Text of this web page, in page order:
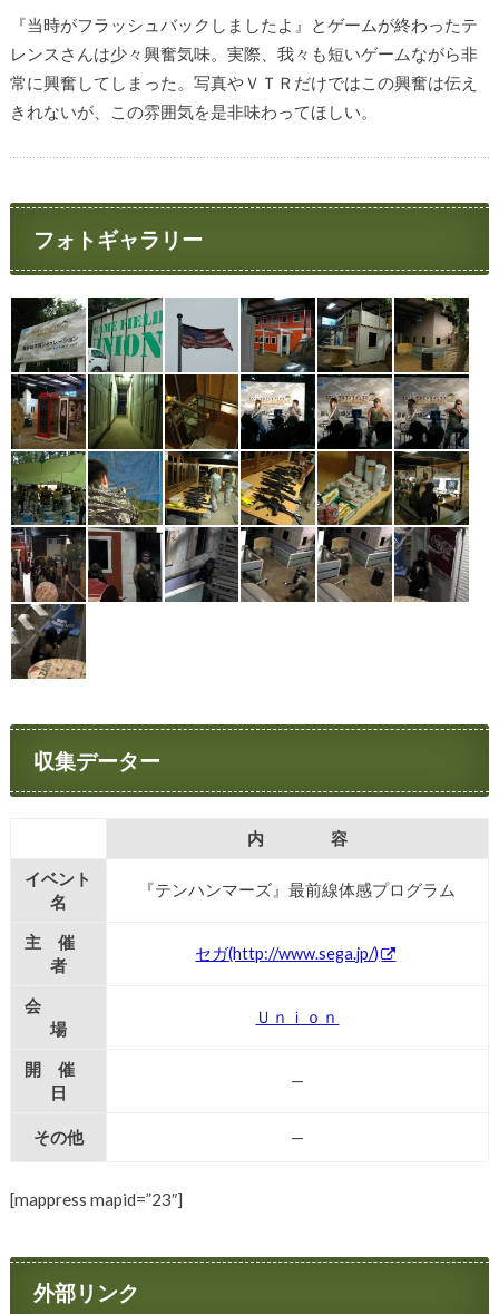
『当時がフラッシュバックしましたよ』とゲームが終わったテ
レンスさんは少々興奮気味。実際、我々も短いゲームながら非
常に興奮してしまった。写真やＶＴＲだけではこの興奮は伝え
きれないが、この雰囲気を是非味わってほしい。
フォトギャラリー
収集データー
内 容
イベント
名
『テンハンマーズ』最前線体感プログラム
主 催
者
セガ(http://www.sega.jp/)
会
場
Ｕｎｉｏｎ
開 催
日
—
その他 —
[mappress mapid=”23″]
外部リンク